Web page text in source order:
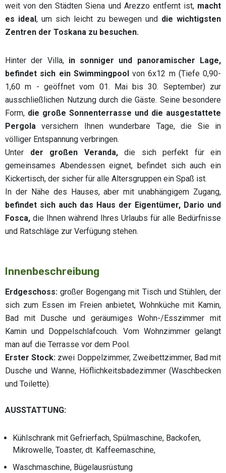
weit von den Städten Siena und Arezzo entfernt ist, macht
es ideal, um sich leicht zu bewegen und die wichtigsten
Zentren der Toskana zu besuchen.
Hinter der Villa, in sonniger und panoramischer Lage,
befindet sich ein Swimmingpoolvon 6x12 m (Tiefe 0,90-
1,60 m - geöffnet vom 01. Mai bis 30. September) zur
ausschließlichen Nutzung durch die Gäste. Seine besondere
Form, die große Sonnenterrasse und die ausgestattete
Pergola versichern Ihnen wunderbare Tage, die Sie in
völliger Entspannung verbringen.
Unter der großen Veranda,die sich perfekt für ein
gemeinsames Abendessen eignet, befindet sich auch ein
Kickertisch, der sicher für alle Altersgruppen ein Spaß ist.
In der Nähe des Hauses, aber mit unabhängigem Zugang,
befindet sich auch das Haus der Eigentümer, Dario und
Fosca, die Ihnen während Ihres Urlaubs für alle Bedürfnisse
und Ratschläge zur Verfügung stehen.
Innenbeschreibung
Erdgeschoss: großer Bogengang mit Tisch und Stühlen, der
sich zum Essen im Freien anbietet, Wohnküche mit Kamin,
Bad mit Dusche und geräumiges Wohn-/Esszimmer mit
Kamin und Doppelschlafcouch. Vom Wohnzimmer gelangt
man auf die Terrasse vor dem Pool.
Erster Stock: zwei Doppelzimmer, Zweibettzimmer, Bad mit
Dusche und Wanne, Höflichkeitsbadezimmer (Waschbecken
und Toilette).
AUSSTATTUNG:
Kühlschrank mit Gefrierfach, Spülmaschine, Backofen,
Mikrowelle, Toaster, dt. Kaffeemaschine,
Waschmaschine, Bügelausrüstung